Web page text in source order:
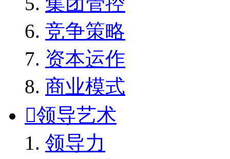
竞争策略
资本运作
商业模式
领导艺术
领导力